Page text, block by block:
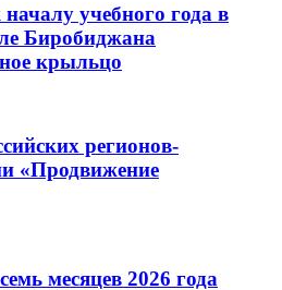
учебного года в
Биробиджана
крыльцо
регионов-
«Продвижение
месяцев 2026 года